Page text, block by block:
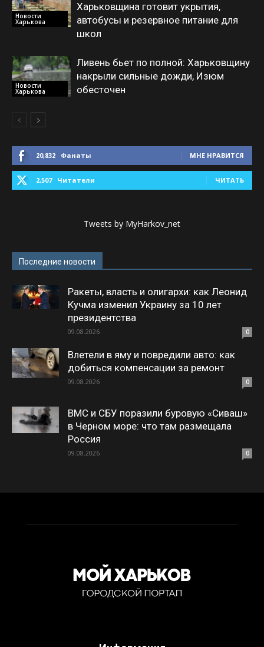
Новости
Харькова
Харьковщина готовит укрытия,
автобусы и резервное питание для
школ
Новости
Харькова
Ливень бьет по полной: Харьковщину
накрыли сильные дожди, Изюм
обесточен
20,832 Фанаты МНЕ НРАВИТСЯ
2,507 Читатели ЧИТАТЬ
Tweets by MyHarkov_net
Последние новости
Ракеты, власть и олигархи: как Леонид
Кучма изменил Украину за 10 лет
президентства
09.08.2026 0
Влетели в яму и повредили авто: как
добиться компенсации за ремонт
09.08.2026 0
ВМС и СБУ поразили буровую «Сиваш»
в Черном море: что там размещала
Россия
09.08.2026 0